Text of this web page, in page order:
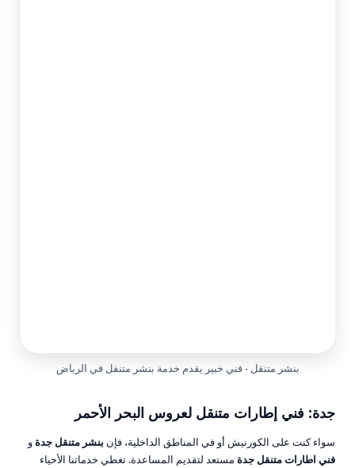
بنشر متنقل - فني خبير يقدم خدمة بنشر متنقل في الرياض
جدة: فني إطارات متنقل لعروس البحر الأحمر
سواء كنت على الكورنيش أو في المناطق الداخلية، فإن بنشر متنقل جدةو
فني اطارات متنقل جدة مستعد لتقديم المساعدة. تغطي خدماتنا الأحياء